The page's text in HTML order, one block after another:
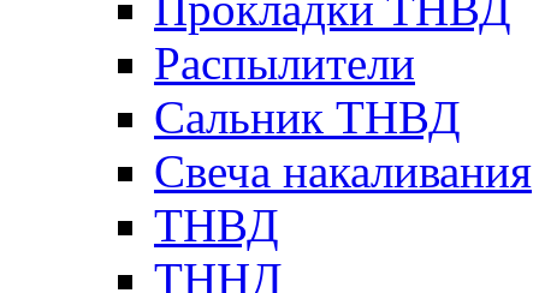
Распылители
Сальник ТНВД
Свеча накаливания
ТНВД
ТННД